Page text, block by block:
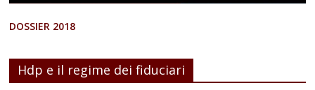
DOSSIER 2018
Hdp e il regime dei fiduciari